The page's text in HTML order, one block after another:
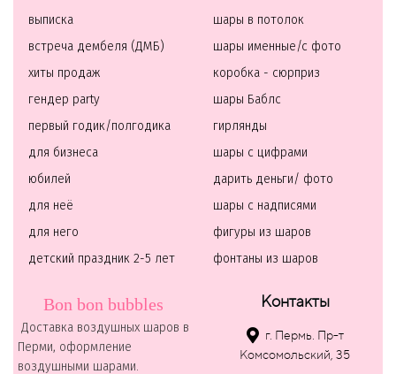
выписка
встреча дембеля (ДМБ)
хиты продаж
гендер party
первый годик/полгодика
для бизнеса
юбилей
для неё
для него
детский праздник 2-5 лет
шары в потолок
шары именные/с фото
коробка - сюрприз
шары Баблс
гирлянды
шары с цифрами
дарить деньги/ фото
шары с надписями
фигуры из шаров
фонтаны из шаров
Bon bon bubbles
Доставка воздушных шаров в
Перми, оформление
воздушными шарами.
Контакты
г. Пермь. Пр-т
Комсомольский, 35